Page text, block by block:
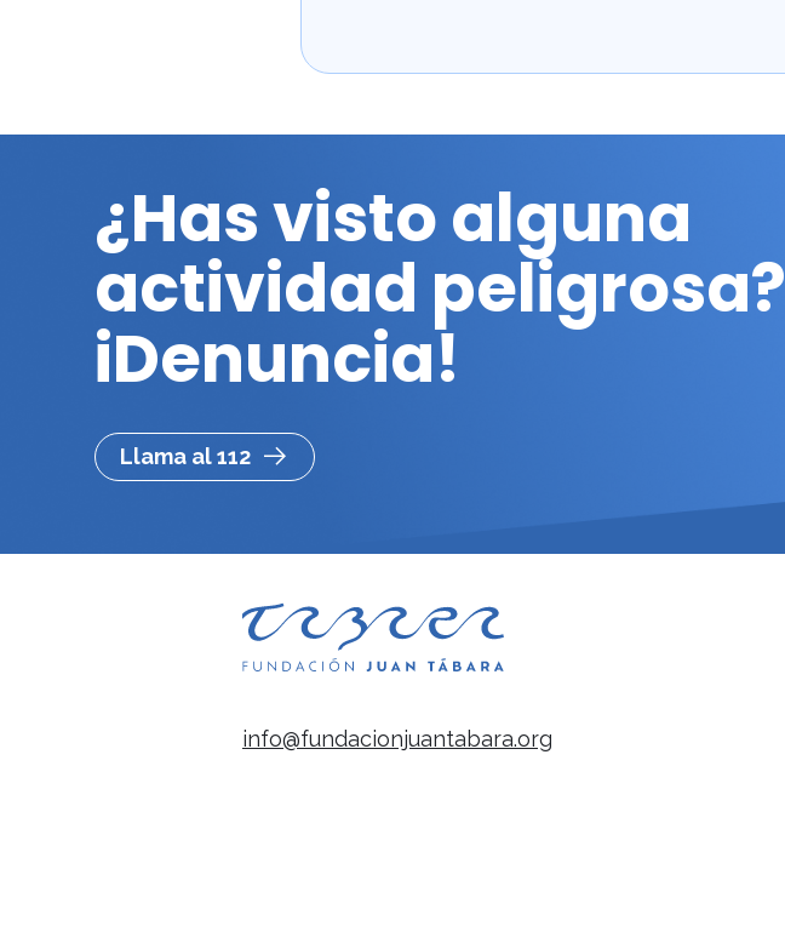
¿Has visto alguna
actividad peligrosa?
iDenuncia!
Llama al 112
info@fundacionjuantabara.org